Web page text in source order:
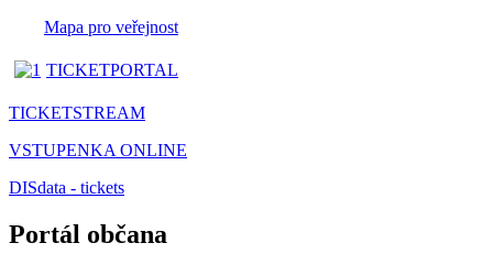
Mapa pro veřejnost
TICKETPORTAL
TICKETSTREAM
VSTUPENKA ONLINE
DISdata - tickets
Portál občana